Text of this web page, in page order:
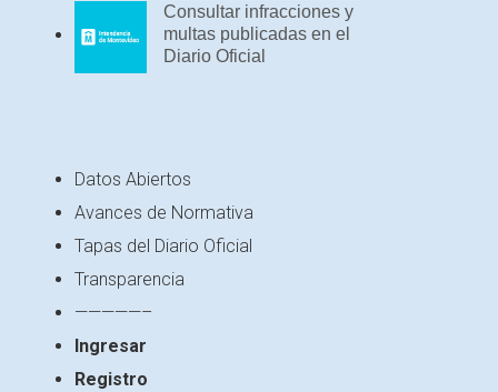
Consultar infracciones y
multas publicadas en el
Diario Oficial
Datos Abiertos
Avances de Normativa
Tapas del Diario Oficial
Transparencia
—————–
Ingresar
Registro